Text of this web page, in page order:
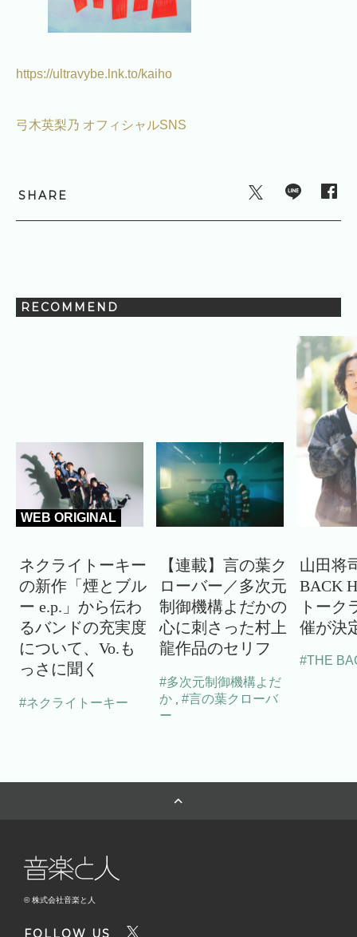
https://ultravybe.lnk.to/kaiho
弓木英梨乃 オフィシャルSNS
SHARE
RECOMMEND
WEB ORIGINAL
ネクライトーキー
の新作「煙とブル
ー e.p.」から伝わ
るバンドの充実度
について、Vo.も
っさに聞く
#ネクライトーキー
【連載】言の葉ク
ローバー／多次元
制御機構よだかの
心に刺さった村上
龍作品のセリフ
#多次元制御機構よだ
か , #言の葉クローバ
ー
山田将
BACK
トーク
催が決
#THE
© 株式会社音楽と人